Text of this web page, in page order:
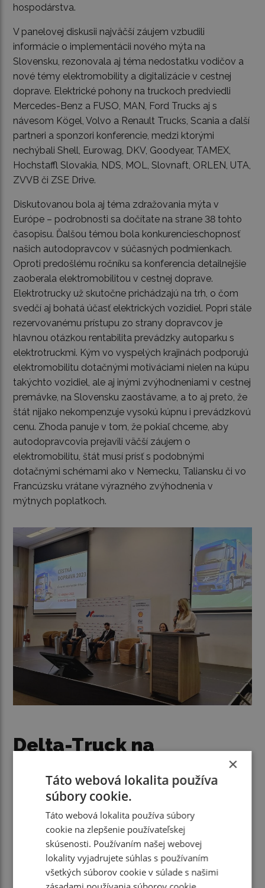
hospodárstva.
V panelovej diskusii najväčší záujem vzbudili
informácie o implementácii nového mýta na
Slovensku, rezonovala aj téma nedostatku vodičov a
nové témy elektromobility a digitalizácie v cestnej
doprave. Elektrické pohony na truckoch predviedli
Mercedes-Benz a FUSO, MAN, Ford Trucks aj s
návesom Kögel, Volvo a Renault Trucks, Scania a ďalší
partneri a sponzori konferencie, medzi ktorými
nechýbali Shell, Eurowag, DKV, Goodyear, TAMEX,
Hochstaffl Slovakia, NDS, MOL, Slovnaft, ORLEN, UTA,
ZVVB či ZSE Drive.
Diskutovanou bola aj téma zdražovania mýta v
Európe – podrobnosti sa dočítate na strane 38 tohto
časopisu. Ďalšou témou bola konkurencieschopnosť
našich autodopravcov v súčasných podmienkach.
Oproti predošlému ročníku sa konferencia detailnejšie
zaoberala elektromobilitou v cestnej doprave.
Elektrotrucky už skutočne prichádzajú na trh, o čom
svedčí aj bohatá účasť elektrických vozidiel. Popri stále
rezervovanému prístupu zo strany dopravcov je
hlavnou otázkou rentabilita prevádzky autoparku s
elektrotruckmi. Kým vo vyspelých krajinách podporujú
elektromobilitu dotačnými motiváciami nielen na kúpu
takýchto vozidiel, ale aj inými zvýhodneniami v cestnej
premávke, na Slovensku zaostávame, a to aj preto, že
štát nijako nekompenzuje vysokú kúpnu i prevádzkovú
cenu. Zhoda panuje v tom, že pokiaľ chceme, aby
autodopravcovia prejavili väčší záujem o
elektromobilitu, štát musí prísť s podobnými
dotačnými schémami ako v Nemecku, Taliansku či vo
Francúzsku vrátane výrazného zvýhodnenia v
mýtnych poplatkoch.
Delta-Truck na
Spoločnosť Delta-Truck, s. r. o., pripravila pre
ČESMAD Slovakia prezentáciu novinky z produkcie
Ford Trucks (F-MAX 500) s návesom Kögel so
zhrňovacou plachtou. Delta-Truck je oficiálnym
dovozcom návesov Kögel na Slovensko. V aktuálnej
ponuke má kompletný sortiment návesov Kögel,
×
Táto webová lokalita používa
súbory cookie.
Táto webová lokalita používa súbory
cookie na zlepšenie používateľskej
skúsenosti. Používaním našej webovej
lokality vyjadrujete súhlas s používaním
všetkých súborov cookie v súlade s našimi